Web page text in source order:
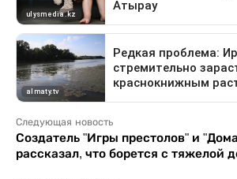
Следующая новость
Создатель "Игры престолов" и
рассказал, что борется с тяжелой